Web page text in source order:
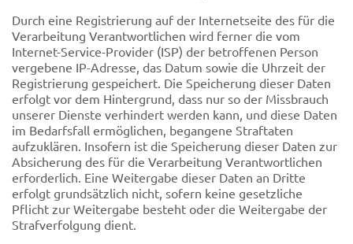
Durch eine Registrierung auf der Internetseite des für die
Verarbeitung Verantwortlichen wird ferner die vom
Internet-Service-Provider (ISP) der betroffenen Person
vergebene IP-Adresse, das Datum sowie die Uhrzeit der
Registrierung gespeichert. Die Speicherung dieser Daten
erfolgt vor dem Hintergrund, dass nur so der Missbrauch
unserer Dienste verhindert werden kann, und diese Daten
im Bedarfsfall ermöglichen, begangene Straftaten
aufzuklären. Insofern ist die Speicherung dieser Daten zur
Absicherung des für die Verarbeitung Verantwortlichen
erforderlich. Eine Weitergabe dieser Daten an Dritte
erfolgt grundsätzlich nicht, sofern keine gesetzliche
Pflicht zur Weitergabe besteht oder die Weitergabe der
Strafverfolgung dient.